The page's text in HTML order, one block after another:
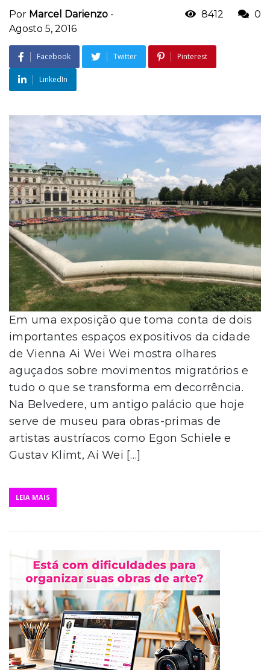
Por Marcel Darienzo -
Agosto 5, 2016
8412 0
Facebook Twitter Pinterest
LinkedIn
Em uma exposição que toma conta de dois
importantes espaços expositivos da cidade
de Vienna Ai Wei Wei mostra olhares
aguçados sobre movimentos migratórios e
tudo o que se transforma em decorrência.
Na Belvedere, um antigo palácio que hoje
serve de museu para obras-primas de
artistas austríacos como Egon Schiele e
Gustav Klimt, Ai Wei […]
LEIA MAIS